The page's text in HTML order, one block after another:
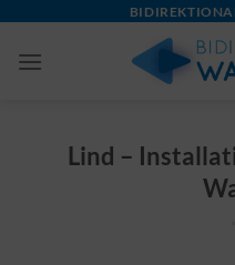
content
Lind –